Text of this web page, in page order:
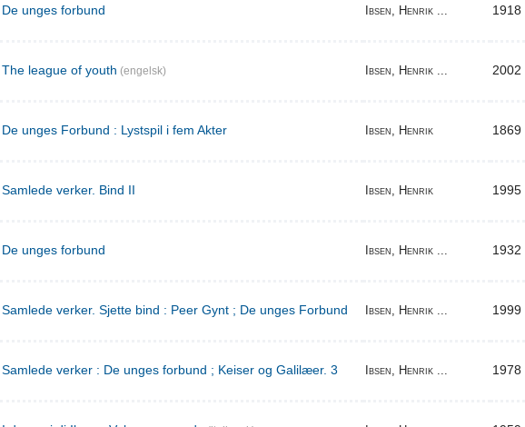
De unges forbund Ibsen, Henrik ... 1918
The league of youth (engelsk) Ibsen, Henrik ... 2002
De unges Forbund : Lystspil i fem Akter Ibsen, Henrik 1869
Samlede verker. Bind II Ibsen, Henrik 1995
De unges forbund Ibsen, Henrik ... 1932
Samlede verker. Sjette bind : Peer Gynt ; De unges Forbund Ibsen, Henrik ... 1999
Samlede verker : De unges forbund ; Keiser og Galilæer. 3 Ibsen, Henrik ... 1978